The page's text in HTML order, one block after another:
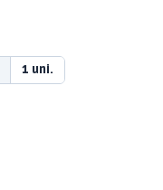
1 uni.